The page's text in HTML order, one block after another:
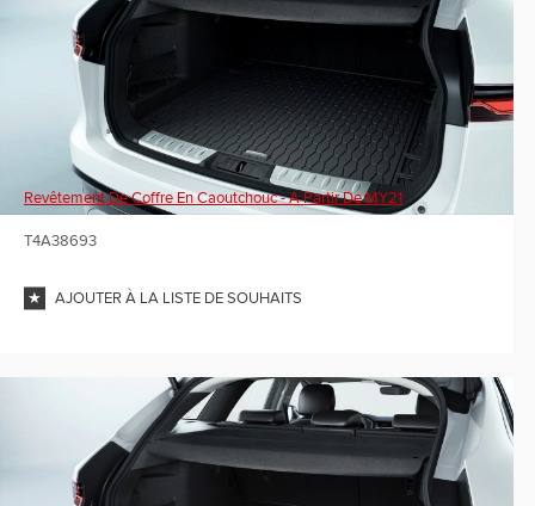
Revêtement De Coffre En Caoutchouc - A Partir De MY21
T4A38693
AJOUTER À LA LISTE DE SOUHAITS